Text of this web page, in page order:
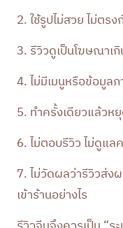
2. ใช้รูปไม่สวย ไม่ตร
3. รีวิวดูเป็นโฆษณาเ
4. ไม่มีเมนูหรือข้อมูล
5. ทำครั้งเดียวแล้วห
6. ไม่ตอบรีวิว ไม่ดูแล
7. ไม่วัดผลว่ารีวิวส่ง
เข้าร้านอย่างไร